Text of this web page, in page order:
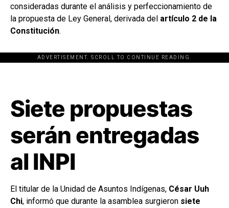
consideradas durante el análisis y perfeccionamiento de
la propuesta de Ley General, derivada del artículo 2 de la
Constitución.
ADVERTISEMENT. SCROLL TO CONTINUE READING.
[adsforwp id="243463"]
Siete propuestas
serán entregadas
al INPI
El titular de la Unidad de Asuntos Indígenas, César Uuh
Chi, informó que durante la asamblea surgieron siete